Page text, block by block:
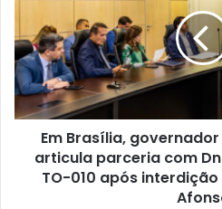
e
Em Brasília,
articula parceria com
TO-010 após